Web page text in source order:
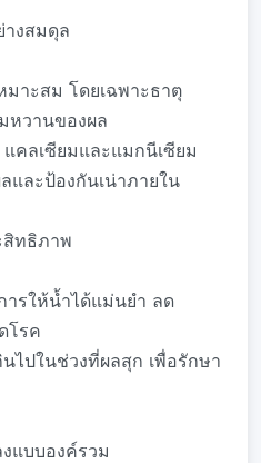
างสมดุล
มาะสม โดยเฉพาะธาตุ
หวานของผล
คลเซียมและแมกนีเซียม
และป้องกันเน่าภายใน
สิทธิภาพ
รให้น้ำได้แม่นยำ ลด
โรค
ไปในช่วงที่ผลสุก เพื่อรักษา
แบบองค์รวม